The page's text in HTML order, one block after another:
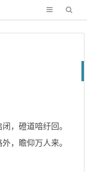
，磴道喑纡回。
，瞻仰万人来。